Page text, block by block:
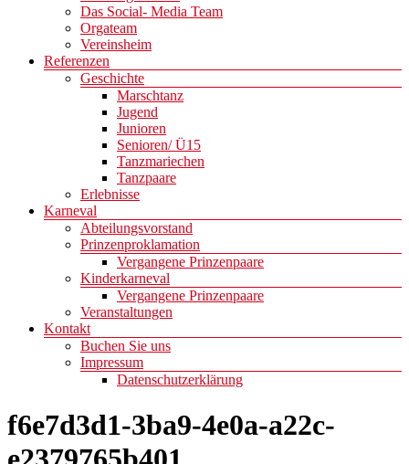
Das Social- Media Team
Orgateam
Vereinsheim
Referenzen
Geschichte
Marschtanz
Jugend
Junioren
Senioren/ Ü15
Tanzmariechen
Tanzpaare
Erlebnisse
Karneval
Abteilungsvorstand
Prinzenproklamation
Vergangene Prinzenpaare
Kinderkarneval
Vergangene Prinzenpaare
Veranstaltungen
Kontakt
Buchen Sie uns
Impressum
Datenschutzerklärung
f6e7d3d1-3ba9-4e0a-a22c-